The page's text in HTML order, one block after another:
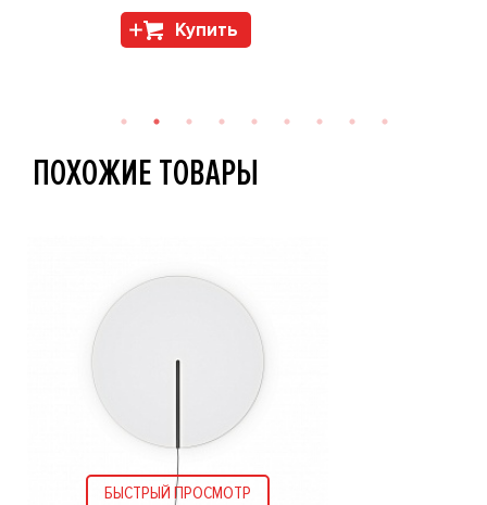
Купить
ПОХОЖИЕ ТОВАРЫ
БЫСТРЫЙ ПРОСМОТР